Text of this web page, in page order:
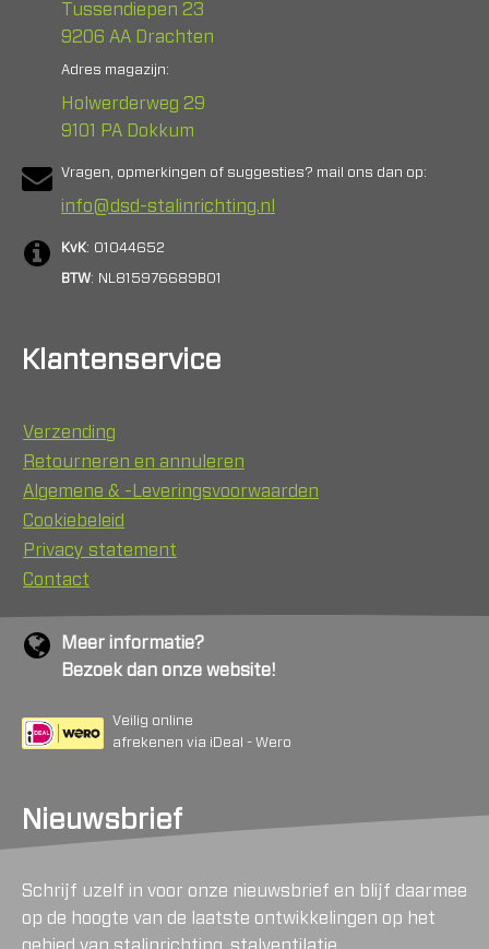
Tussendiepen 23
9206 AA Drachten
Adres magazijn:
Holwerderweg 29
9101 PA Dokkum
Vragen, opmerkingen of suggesties? mail ons dan op:
info@dsd-stalinrichting.nl
KvK: 01044652
BTW: NL815976689B01
Klantenservice
Verzending
Retourneren en annuleren
Algemene & -Leveringsvoorwaarden
Cookiebeleid
Privacy statement
Contact
Meer informatie?
Bezoek dan onze website!
Veilig online
afrekenen via iDeal - Wero
Nieuwsbrief
Schrijf uzelf in voor onze nieuwsbrief en blijf daarmee
op de hoogte van de laatste ontwikkelingen op het